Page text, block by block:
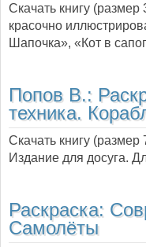
Скачать книгу
красочно
Шапочка», «Кот в
Попов В.:
техника.
Скачать книгу
Издание для досуга.
Раскраска:
Самолёты